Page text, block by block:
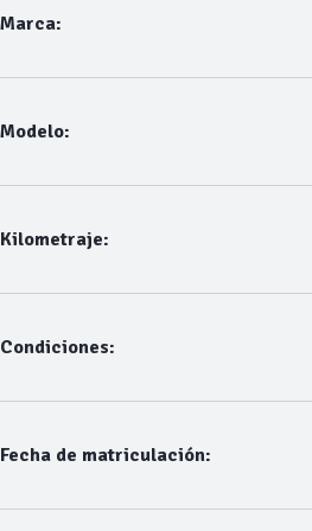
Marca:
Modelo:
Kilometraje:
Condiciones:
Fecha de matriculación: